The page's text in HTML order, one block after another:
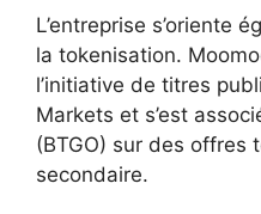
L’entreprise s’oriente
la tokenisation.
l’initiative de titres
Markets et s’est
(BTGO) sur des offres
secondaire.